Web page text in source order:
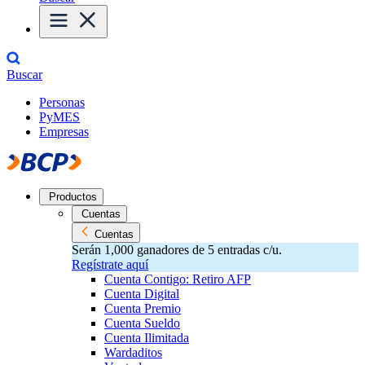
Buscar
Personas
PyMES
Empresas
Productos
Cuentas
Cuentas
Serán 1,000 ganadores de 5 entradas c/u.
Regístrate aquí
Cuenta Contigo: Retiro AFP
Cuenta Digital
Cuenta Premio
Cuenta Sueldo
Cuenta Ilimitada
Wardaditos